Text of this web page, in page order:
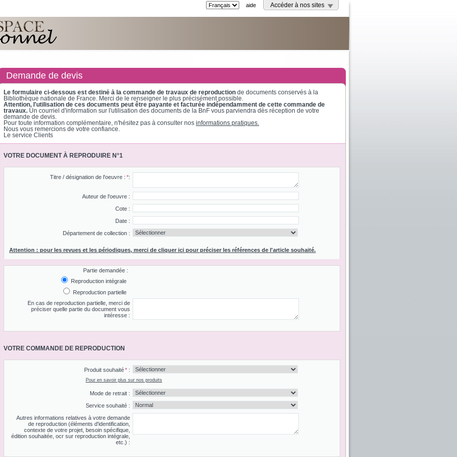
aide Accéder à nos sites
Demande de devis
Le formulaire ci-dessous est destiné à la commande de travaux de reproduction de documents conservés à la
Bibliothèque nationale de France. Merci de le renseigner le plus précisément possible.
Attention, l'utilisation de ces documents peut être payante et facturée indépendamment de cette commande de
travaux. Un courriel d'information sur l'utilisation des documents de la BnF vous parviendra dès réception de votre
demande de devis.
Pour toute information complémentaire, n'hésitez pas à consulter nos informations pratiques.
Nous vous remercions de votre confiance.
Le service Clients
VOTRE DOCUMENT À REPRODUIRE N°1
Titre / désignation de l'oeuvre : *:
Auteur de l'oeuvre :
Cote :
Date :
Département de collection :
Attention : pour les revues et les périodiques, merci de cliquer ici pour préciser les références de l'article souhaité.
Partie demandée :
Reproduction intégrale
Reproduction partielle
En cas de reproduction partielle, merci de
préciser quelle partie du document vous
intéresse :
VOTRE COMMANDE DE REPRODUCTION
Produit souhaité*:
Pour en savoir plus sur nos produits
Mode de retrait :
Service souhaité :
Autres informations relatives à votre demande
de reproduction (éléments d'identification,
contexte de votre projet, besoin spécifique,
édition souhaitée, ocr sur reproduction intégrale,
etc.) :